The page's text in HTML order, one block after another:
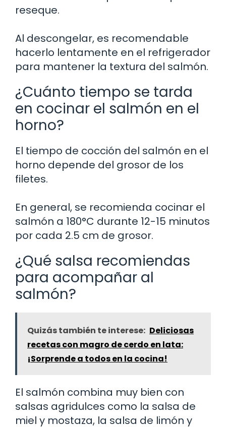
reseque.
Al descongelar, es recomendable
hacerlo lentamente en el refrigerador
para mantener la textura del salmón.
¿Cuánto tiempo se tarda
en cocinar el salmón en el
horno?
El tiempo de cocción del salmón en el
horno depende del grosor de los
filetes.
En general, se recomienda cocinar el
salmón a 180°C durante 12-15 minutos
por cada 2.5 cm de grosor.
¿Qué salsa recomiendas
para acompañar al
salmón?
Quizás también te interese: Deliciosas
recetas con magro de cerdo en lata:
¡Sorprende a todos en la cocina!
El salmón combina muy bien con
salsas agridulces como la salsa de
miel y mostaza, la salsa de limón y